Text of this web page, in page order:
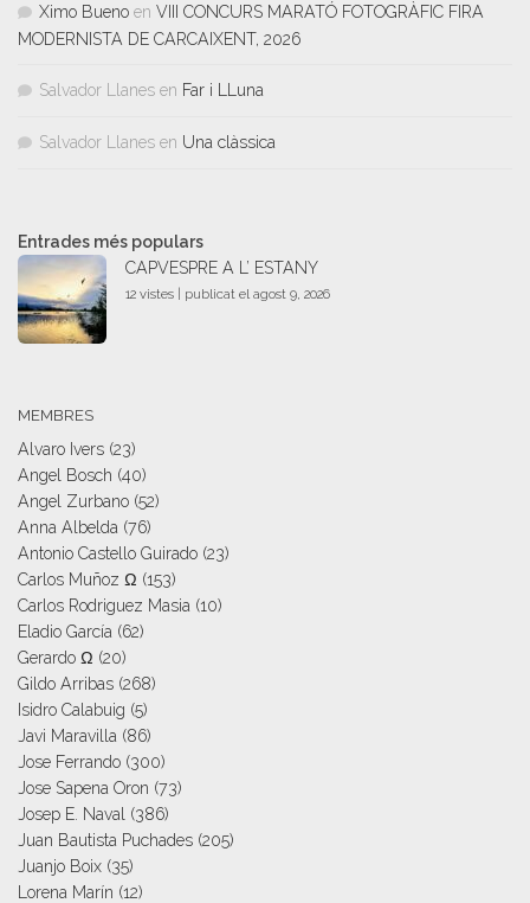
Ximo Bueno en VIII CONCURS MARATÓ FOTOGRÀFIC FIRA
MODERNISTA DE CARCAIXENT, 2026
Salvador Llanes en Far i LLuna
Salvador Llanes en Una clàssica
Entrades més populars
CAPVESPRE A L’ ESTANY
12 vistes | publicat el agost 9, 2026
MEMBRES
Alvaro Ivers (23)
Angel Bosch (40)
Angel Zurbano (52)
Anna Albelda (76)
Antonio Castello Guirado (23)
Carlos Muñoz Ω (153)
Carlos Rodriguez Masia (10)
Eladio García (62)
Gerardo Ω (20)
Gildo Arribas (268)
Isidro Calabuig (5)
Javi Maravilla (86)
Jose Ferrando (300)
Jose Sapena Oron (73)
Josep E. Naval
(386)
Juan Bautista Puchades (205)
Juanjo Boix (35)
Lorena Marín (12)